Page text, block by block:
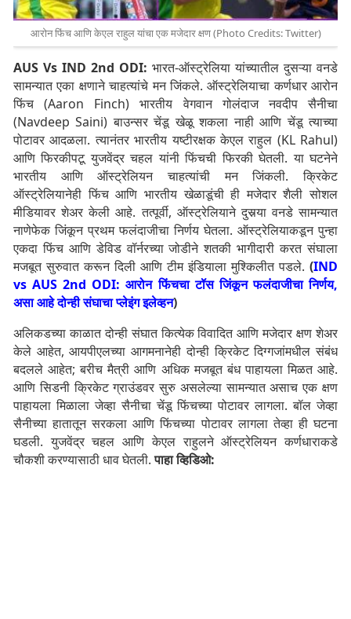
आरोन फिंच आणि केएल राहुल यांचा एक मजेदार क्षण (Photo Credits: Twitter)
AUS Vs IND 2nd ODI: भारत-ऑस्ट्रेलिया यांच्यातील दुसऱ्या वनडे
सामन्यात एका क्षणाने चाहत्यांचे मन जिंकले. ऑस्ट्रेलियाचा कर्णधार आरोन
फिंच (Aaron Finch) भारतीय वेगवान गोलंदाज नवदीप सैनीचा
(Navdeep Saini) बाउन्सर चेंडू खेळू शकला नाही आणि चेंडू त्याच्या
पोटावर आदळला. त्यानंतर भारतीय यष्टीरक्षक केएल राहुल (KL Rahul)
आणि फिरकीपटू युजवेंद्र चहल यांनी फिंचची फिरकी घेतली. या घटनेने
भारतीय आणि ऑस्ट्रेलियन चाहत्यांची मन जिंकली. क्रिकेट
ऑस्ट्रेलियानेही फिंच आणि भारतीय खेळाडूंची ही मजेदार शैली सोशल
मीडियावर शेअर केली आहे. तत्पूर्वी, ऑस्ट्रेलियाने दुसर्‍या वनडे सामन्यात
नाणेफेक जिंकून प्रथम फलंदाजीचा निर्णय घेतला. ऑस्ट्रेलियाकडून पुन्हा
एकदा फिंच आणि डेविड वॉर्नरच्या जोडीने शतकी भागीदारी करत संघाला
मजबूत सुरुवात करून दिली आणि टीम इंडियाला मुश्किलीत पडले. (IND
vs AUS 2nd ODI: आरोन फिंचचा टॉस जिंकून फलंदाजीचा निर्णय,
असा आहे दोन्ही संघाचा प्लेइंग इलेव्हन)
अलिकडच्या काळात दोन्ही संघात कित्येक विवादित आणि मजेदार क्षण शेअर
केले आहेत, आयपीएलच्या आगमनानेही दोन्ही क्रिकेट दिग्गजांमधील संबंध
बदलले आहेत; बरीच मैत्री आणि अधिक मजबूत बंध पाहायला मिळत आहे.
आणि सिडनी क्रिकेट ग्राउंडवर सुरु असलेल्या सामन्यात असाच एक क्षण
पाहायला मिळाला जेव्हा सैनीचा चेंडू फिंचच्या पोटावर लागला. बॉल जेव्हा
सैनीच्या हातातून सरकला आणि फिंचच्या पोटावर लागला तेव्हा ही घटना
घडली. युजवेंद्र चहल आणि केएल राहुलने ऑस्ट्रेलियन कर्णधाराकडे
चौकशी करण्यासाठी धाव घेतली.पाहा व्हिडिओ: